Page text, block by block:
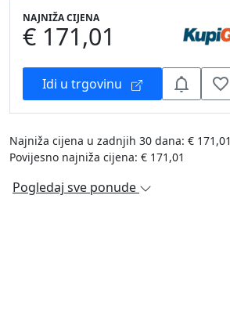
NAJNIŽA CIJENA
€ 171,01
Idi u trgovinu
Najniža cijena u zadnjih 30 dana: € 171,01
Povijesno najniža cijena: € 171,01
Pogledaj sve ponude